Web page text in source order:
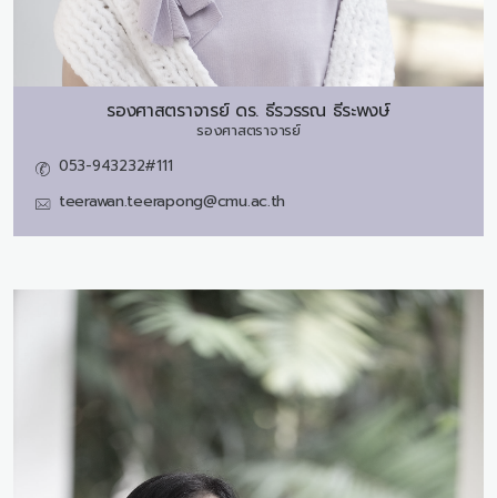
รองศาสตราจารย์ ดร. ธีรวรรณ ธีระพงษ์
รองศาสตราจารย์
053-943232#111
teerawan.teerapong@cmu.ac.th